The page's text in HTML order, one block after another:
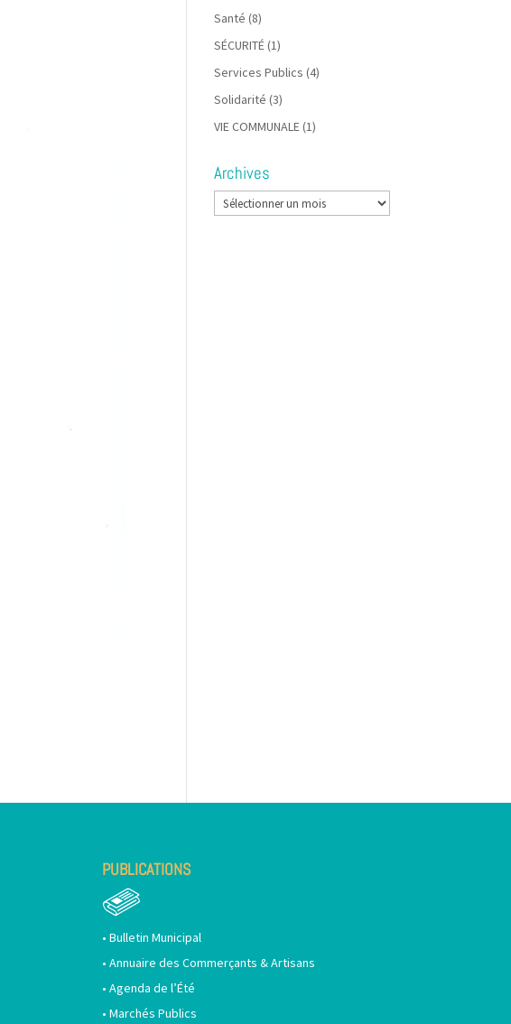
Santé (8)
SÉCURITÉ(1)
Services Publics (4)
Solidarité (3)
VIE COMMUNALE(1)
Archives
Archives
PUBLICATIONS
• Bulletin Municipal
• Annuaire des Commerçants & Artisans
• Agenda de l’Été
• Marchés Publics